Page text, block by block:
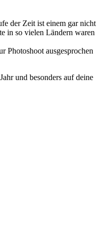
der Zeit ist einem gar nicht
in so vielen Ländern waren
Photoshoot ausgesprochen
und besonders auf deine